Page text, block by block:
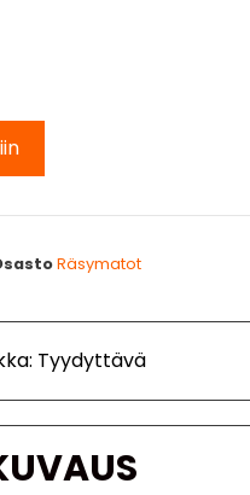
Räsymatot
Tyydyttävä